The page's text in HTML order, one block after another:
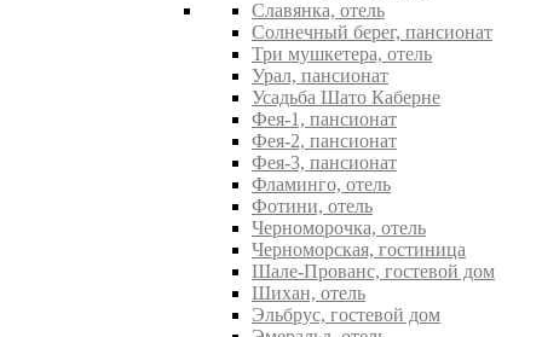
Славянка, отель
Солнечный берег, пансионат
Три мушкетера, отель
Урал, пансионат
Усадьба Шато Каберне
Фея-1, пансионат
Фея-2, пансионат
Фея-3, пансионат
Фламинго, отель
Фотини, отель
Черноморочка, отель
Черноморская, гостиница
Шале-Прованс, гостевой дом
Шихан, отель
Эльбрус, гостевой дом